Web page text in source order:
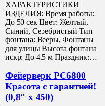
ХАРАКТЕРИСТИКИ
ИЗДЕЛИЯ: Время работы:
До 50 сек Цвет: Желтый,
Синий, Серебристый Тип
фонтана: Вееры, Фонтаны
для улицы Высота фонтана
искр: До 4.5 м Праздник:…
Фейерверк РС6800
Красота с гарантией!
(0,8″ х 450)